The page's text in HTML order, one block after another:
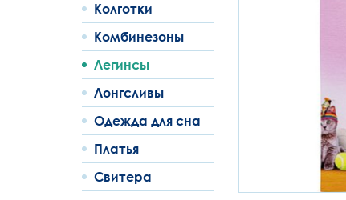
Колготки
Комбинезоны
Легинсы
Лонгсливы
Одежда для сна
Платья
Свитера